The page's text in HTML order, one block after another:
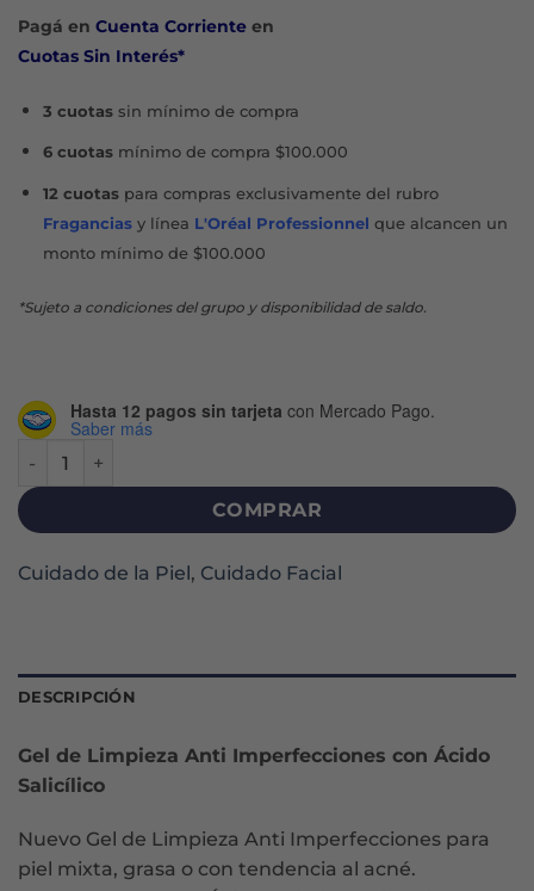
original
era:
Pagá en Cuenta Corriente en
Cuotas Sin Interés*
3 cuotassin mínimo de compra
6 cuotasmínimo de compra $100.000
12 cuotaspara compras exclusivamente del rubro
Fraganciasy línea L'Oréal Professionnel que alcancen un
monto mínimo de $100.000
*Sujeto a condiciones del grupo y disponibilidad de saldo.
Hasta 12 pagos sin tarjeta con Mercado Pago.
Saber más
COMPRAR
Cuidado de la Piel, Cuidado Facial
DESCRIPCIÓN
Gel de Limpieza Anti Imperfecciones con Ácido
Salicílico
Nuevo Gel de Limpieza Anti Imperfecciones para
piel mixta, grasa o con tendencia al acné.